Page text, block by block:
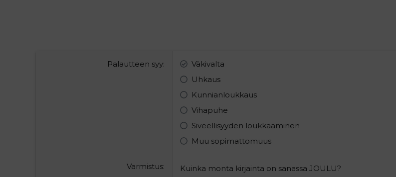
Palautteen syy
Väkivalta
Uhkaus
Kunnianloukkaus
Vihapuhe
Siveellisyyden loukkaaminen
Muu sopimattomuus
Varmistus Kuinka monta kirjainta on sanassa JOULU?